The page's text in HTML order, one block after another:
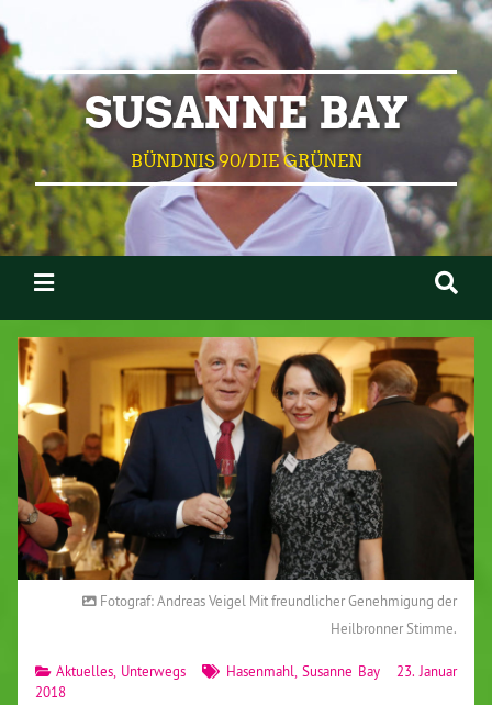
SUSANNE BAY
BÜNDNIS 90/DIE GRÜNEN
Fotograf: Andreas Veigel Mit freundlicher Genehmigung der
Heilbronner Stimme.
Aktuelles Unterwegs Hasenmahl Susanne Bay
23. Januar
2018